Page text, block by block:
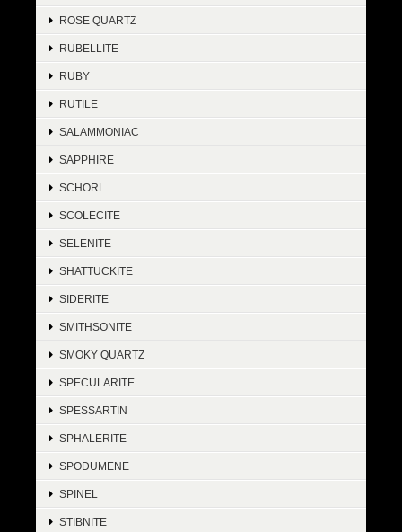
ROSE QUARTZ
RUBELLITE
RUBY
RUTILE
SALAMMONIAC
SAPPHIRE
SCHORL
SCOLECITE
SELENITE
SHATTUCKITE
SIDERITE
SMITHSONITE
SMOKY QUARTZ
SPECULARITE
SPESSARTIN
SPHALERITE
SPODUMENE
SPINEL
STIBNITE